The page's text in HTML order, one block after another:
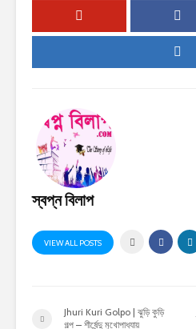
স্বপ্ন বিলাপ
VIEW ALL POSTS
Jhuri Kuri Golpo | ঝুড়ি কুড়ি
গল্প – শীর্ষেন্দু মুখোপাধ্যায়